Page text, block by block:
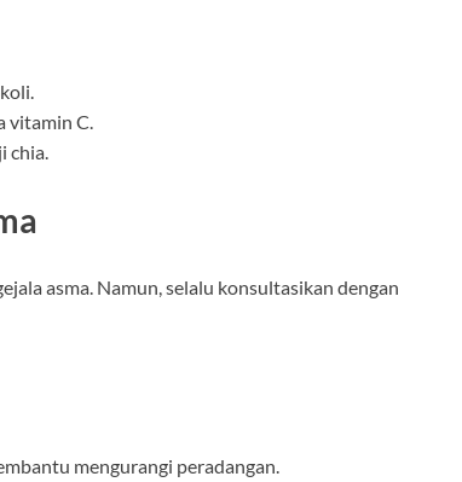
vitamin C.
chia.
asma. Namun, selalu konsultasikan dengan
mengurangi peradangan.